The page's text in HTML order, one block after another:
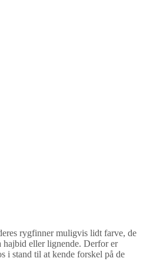
rygfinner muligvis lidt farve, de
eller lignende. Derfor er
i stand til at kende forskel på de